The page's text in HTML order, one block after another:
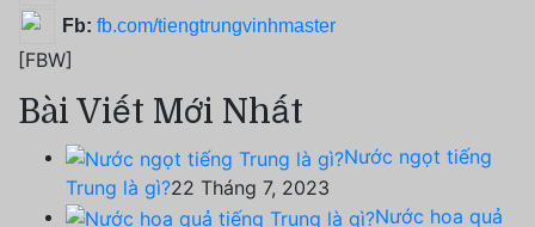
Fb: fb.com/tiengtrungvinhmaster
[FBW]
Bài Viết Mới Nhất
Nước ngọt tiếng
Trung là gì?22 Tháng 7, 2023
Nước hoa quả